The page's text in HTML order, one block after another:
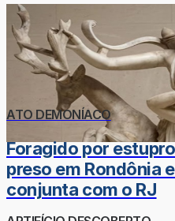
ATO DEMONÍACO
Foragido por
preso em Rondônia
conjunta com o RJ